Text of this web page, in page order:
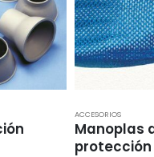
ACCESORIOS
Manoplas
protección